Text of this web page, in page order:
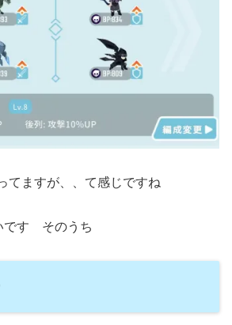
てますが、、て感じですね
です そのうち